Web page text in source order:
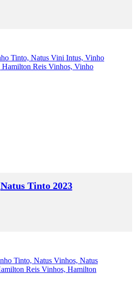
Natus Tinto 2023